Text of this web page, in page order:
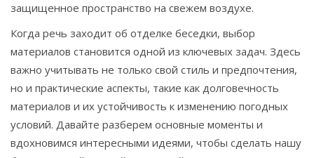
защищенное пространство на свежем воздухе.
Когда речь заходит об отделке беседки, выбор
материалов становится одной из ключевых задач. Здесь
важно учитывать не только свой стиль и предпочтения,
но и практические аспекты, такие как долговечность
материалов и их устойчивость к изменению погодных
условий. Давайте разберем основные моменты и
вдохновимся интересными идеями, чтобы сделать нашу